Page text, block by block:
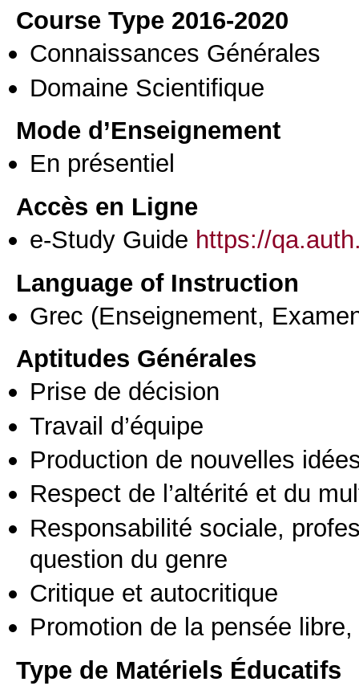
Course Type 2016-2020
Connaissances Générales
Domaine Scientifique
Mode d’Enseignement
En présentiel
Accès en Ligne
e-Study Guide https://
Language of Instruction
Grec (Enseignement,
Aptitudes Générales
Prise de décision
Travail d’équipe
Production de nouvelles
Respect de l’altérité et du
Responsabilité sociale,
question du genre
Critique et autocritique
Promotion de la pensée
Type de Matériels Éducatifs